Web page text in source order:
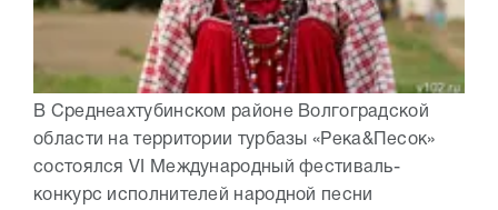
В Среднеахтубинском районе Волгоградской
области на территории турбазы «Река&Песок»
состоялся VI Международный фестиваль-
конкурс исполнителей народной песни